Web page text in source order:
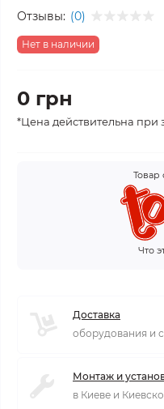
Отзывы: (0)
Нет в наличии
0 грн
*Цена действительна при
Что
Доставка
оборудования и
Монтаж и
в Киеве и